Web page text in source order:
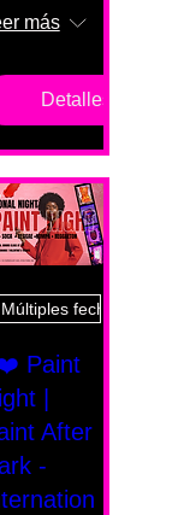
más
Detalles
Múltiples fechas
Paint
|
After
-